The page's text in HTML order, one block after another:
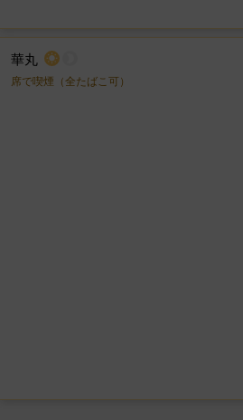
華丸 wb_sunny
席で喫煙（全たばこ可）